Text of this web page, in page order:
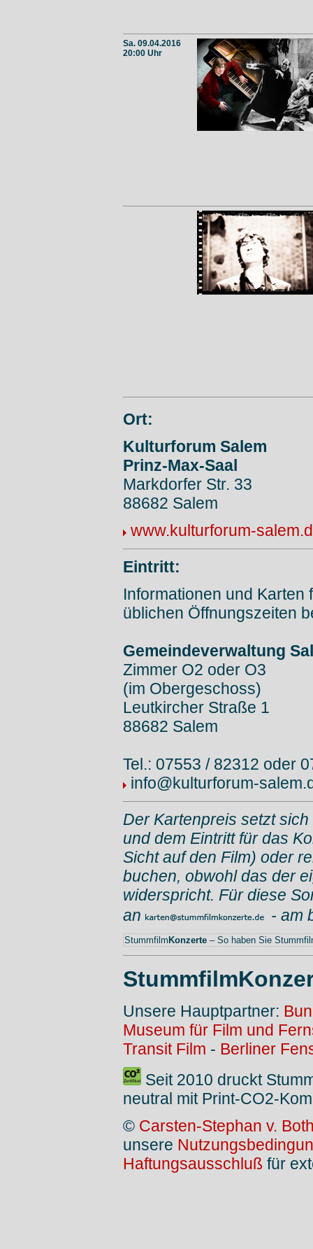
Sa. 09.04.2016
20:00 Uhr
Ort:
Kulturforum Salem
Prinz-Max-Saal
Markdorfer Str. 33
88682 Salem
www.kulturforum-
Eintritt:
Informationen und
üblichen Öffnungszeiten
Gemeindeverwaltung
Zimmer O2 oder O3
(im Obergeschoss)
Leutkircher Straße 1
88682 Salem
Tel.: 07553 / 82312 oder
info@kulturforum-
Der Kartenpreis setzt
und dem Eintritt für das
Sicht auf den Film) oder
buchen, obwohl das der
widerspricht. Für diese
an
- am
StummfilmKonzerte – So haben Sie
Unsere Hauptpartner:
Museum für Film und
Transit Film - Berliner
Seit 2010 druckt
neutral mit Print-CO2-
© Carsten-Stephan v.
unsere
Haftungsausschluß für